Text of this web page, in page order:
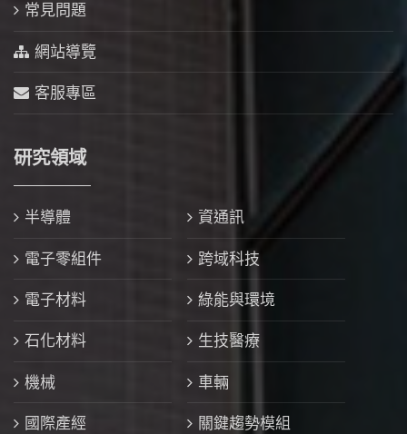
常見問題
網站導覽
客服專區
研究領域
半導體 資通訊
電子零組件 跨域科技
電子材料 綠能與環境
石化材料 生技醫療
機械 車輛
國際產經 關鍵趨勢模組